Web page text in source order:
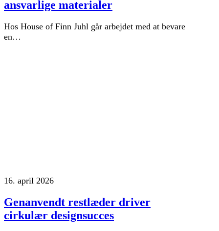
ansvarlige materialer
Hos House of Finn Juhl går arbejdet med at bevare
en…
16. april 2026
Genanvendt restlæder driver
cirkulær designsucces